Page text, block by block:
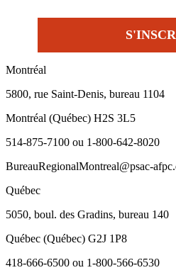
Montréal
5800, rue Saint-Denis, bureau 1104
Montréal (Québec) H2S 3L5
514-875-7100 ou 1-800-642-8020
BureauRegionalMontreal@psac-
Québec
5050, boul. des Gradins, bureau 140
Québec (Québec) G2J 1P8
418-666-6500 ou 1-800-566-6530